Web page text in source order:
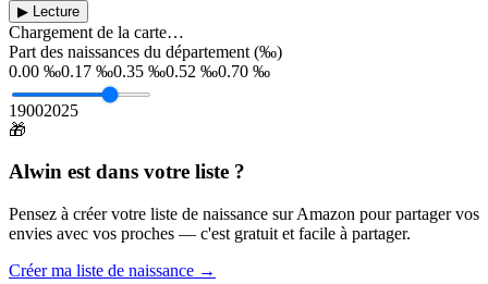
▶ Lecture
Chargement de la carte…
Part des naissances du département (‰)
0.00 ‰0.17 ‰0.35 ‰0.52 ‰0.70 ‰
19002025
🎁
Alwin est dans votre liste ?
Pensez à créer votre liste de naissance sur Amazon pour partager vos
envies avec vos proches — c'est gratuit et facile à partager.
Créer ma liste de naissance →